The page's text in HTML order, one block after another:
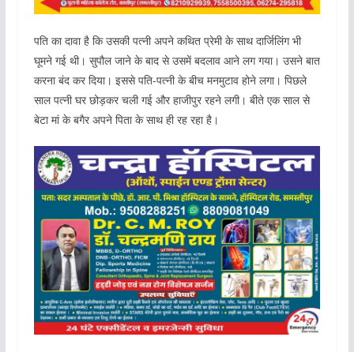
पति का दावा है कि उसकी पत्नी अपने कथित प्रेमी के साथ दार्जिलिंग भी
घूमने गई थी। सुपौल जाने के बाद से उसमें बदलाव आने लग गया। उसने बात
करना बंद कर दिया। इससे पति-पत्नी के बीच मनमुटाव होने लगा। पिछले
साल पत्नी घर छोड़कर चली गई और हाजीपुर रहने लगी। बीते एक साल से
बेटा मां के बगैर अपने पिता के साथ ही रह रहा है।